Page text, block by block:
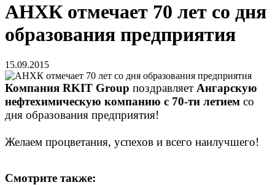
АНХК отмечает 70 лет со дня
образования предприятия
15.09.2015
Компания RKIT Group поздравляет Ангарскую
нефтехимическую компанию с 70-ти летием со
дня образования предприятия!
Желаем процветания, успехов и всего наилучшего!
Смотрите также: